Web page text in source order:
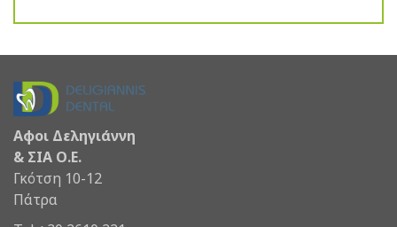
Αφοι Δεληγιάννη
& ΣΙΑ Ο.Ε.
Γκότση 10-12
Πάτρα